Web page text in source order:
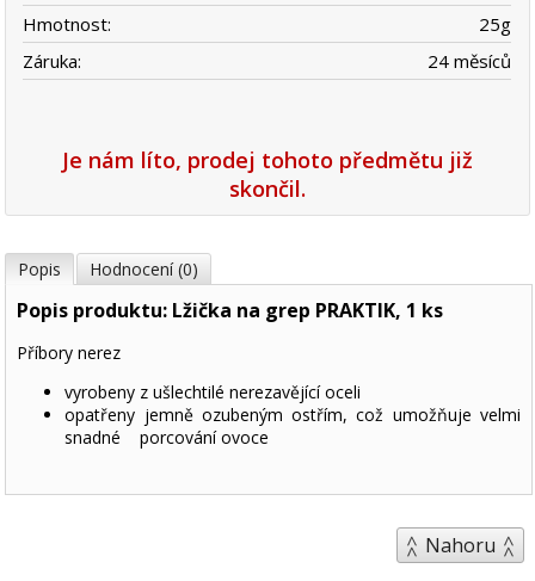
Hmotnost:
25g
Záruka:
24 měsíců
Je nám líto, prodej tohoto předmětu již
skončil.
Popis Hodnocení (0)
Popis produktu: Lžička na grep PRAKTIK, 1 ks
Příbory nerez
vyrobeny z ušlechtilé nerezavějící oceli
opatřeny jemně ozubeným ostřím, což umožňuje velmi
snadné porcování ovoce
Nahoru